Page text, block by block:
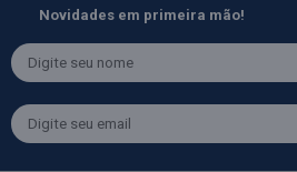
Novidades em primeira mão!